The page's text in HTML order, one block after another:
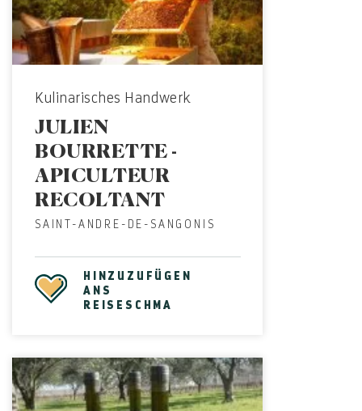
Kulinarisches Handwerk
JULIEN
BOURRETTE -
APICULTEUR
RECOLTANT
SAINT-ANDRE-DE-SANGONIS
HINZUZUFÜGEN
ANS
REISESCHMA